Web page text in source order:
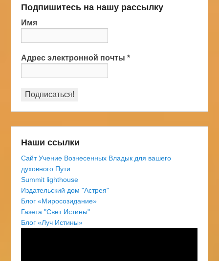
Подпишитесь на нашу рассылку
Имя
Адрес электронной почты*
Наши ссылки
Сайт Учение Вознесенных Владык для вашего
духовного Пути
Summit lighthouse
Издательский дом "Астрея"
Блог «Миросозидание»
Газета "Свет Истины"
Блог «Луч Истины»